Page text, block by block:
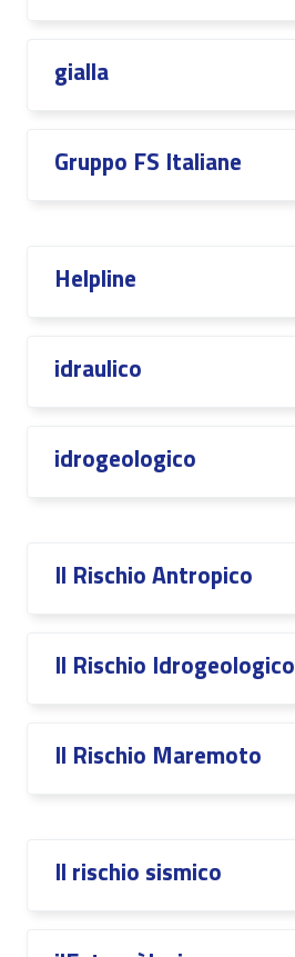
gialla
Gruppo FS Italiane
Helpline
idraulico
idrogeologico
Il Rischio Antropico
Il Rischio Idrogeologico
Il Rischio Maremoto
Il rischio sismico